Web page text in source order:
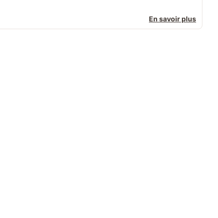
En savoir plus